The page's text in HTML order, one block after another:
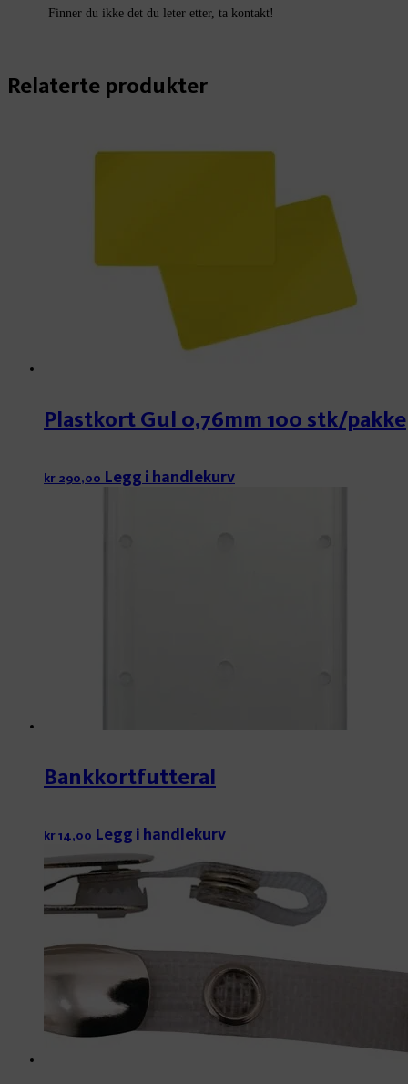
Finner du ikke det du leter etter, ta kontakt!
Relaterte produkter
Plastkort Gul 0,76mm 100 stk/pakke
kr 290,00 Legg i handlekurv
Bankkortfutteral
kr14,00 Legg i handlekurv